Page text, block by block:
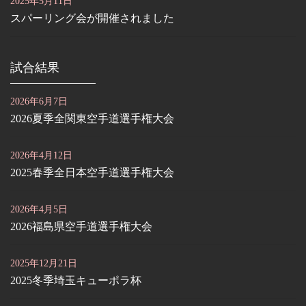
スパーリング会が開催されました
試合結果
2026年6月7日
2026夏季全関東空手道選手権大会
2026年4月12日
2025春季全日本空手道選手権大会
2026年4月5日
2026福島県空手道選手権大会
2025年12月21日
2025冬季埼玉キューポラ杯